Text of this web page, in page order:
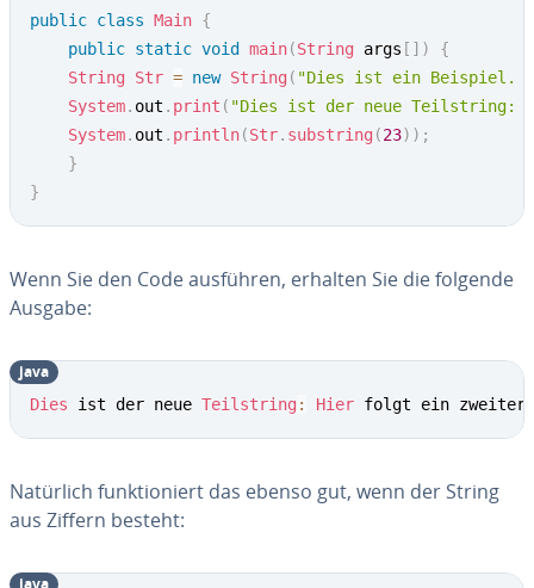
public class Main {
public static void main(String args [ ] )
{
String
Str = new String ( "Dies ist ein Beispiel.
System. out . print ( "Dies ist der neue Teilstring: "
System. out . println(Str. substring (23) ) ;
}
}
Wenn Sie den Code ausführen, erhalten Sie die folgende
Ausgabe:
Dies ist der neue Teilstring : Hier folgt ein zweiter
java
Natürlich funk­tio­niert das ebenso gut, wenn der String
aus Ziffern besteht: